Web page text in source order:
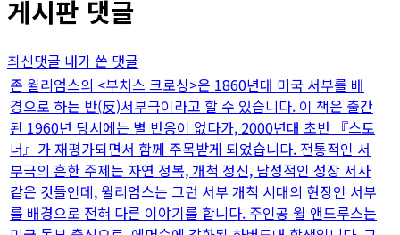
게시판 댓글
최신댓글 내가 쓴 댓글
존 윌리엄스의 <부처스 크로싱>은 1860년대 미국 서부를 배
경으로 하는 반(反)서부극이라고 할 수 있습니다. 이 책은 출간
된 1960년 당시에는 별 반응이 없다가, 2000년대 초반 『스토
너』가 재평가되면서 함께 주목받게 되었습니다. 전통적인 서
부극의 흔한 주제는 자연 정복, 개척 정신, 남성적인 성장 서사
같은 것들인데, 윌리엄스는 그런 서부 개척 시대의 현장인 서부
를 배경으로 전혀 다른 이야기를 합니다. 주인공 윌 앤드루스는